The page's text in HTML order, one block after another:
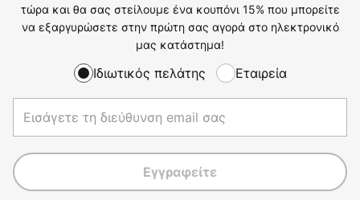
τώρα και θα σας στείλουμε ένα κουπόνι 15% που μπορείτε
να εξαργυρώσετε στην πρώτη σας αγορά στο ηλεκτρονικό
μας κατάστημα!
Ιδιωτικός πελάτης Εταιρεία
Εγγραφείτε